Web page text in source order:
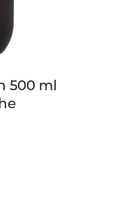
500 ml